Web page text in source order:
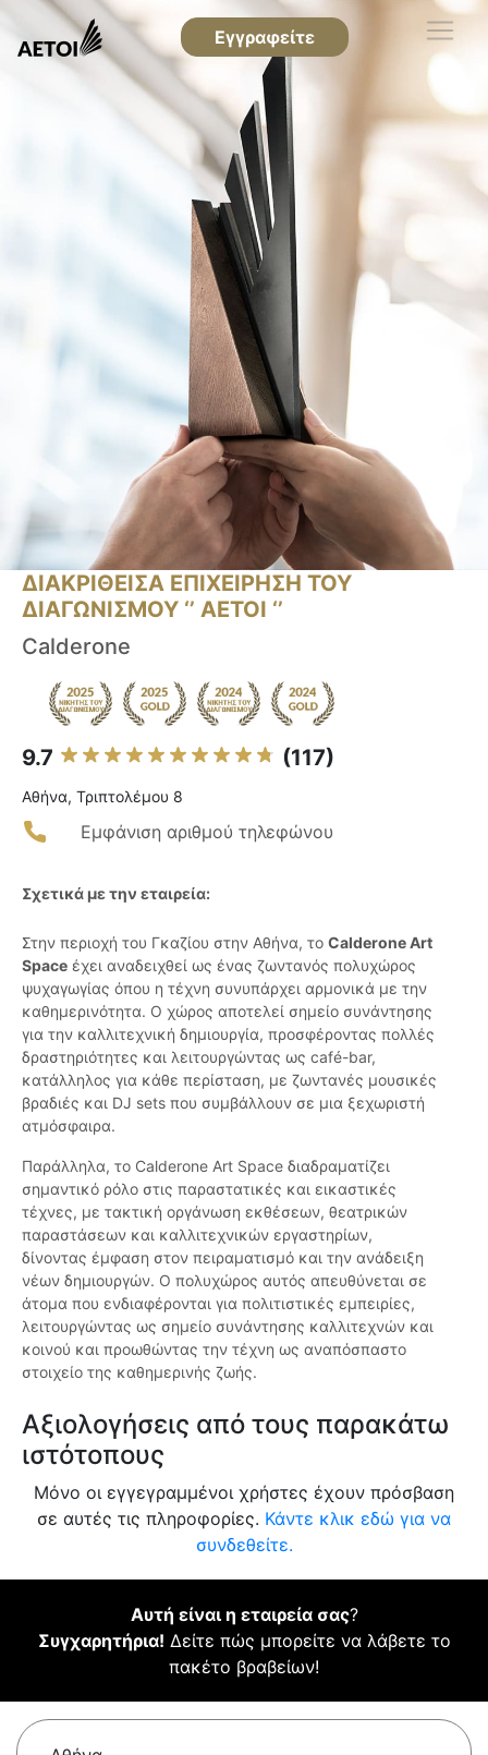
Εγγραφείτε
ΔΙΑΚΡΙΘΕΙΣΑ ΕΠΙΧΕΙΡΗΣΗ ΤΟΥ
ΔΙΑΓΩΝΙΣΜΟΥ ‘’ ΑΕΤΟΙ ‘’
Calderone
9.7 (117)
Αθήνα, Τριπτολέμου 8
Εμφάνιση αριθμού τηλεφώνου
Σχετικά με την εταιρεία:
Στην περιοχή του Γκαζίου στην Αθήνα, το Calderone Art
Space έχει αναδειχθεί ως ένας ζωντανός πολυχώρος
ψυχαγωγίας όπου η τέχνη συνυπάρχει αρμονικά με την
καθημερινότητα. Ο χώρος αποτελεί σημείο συνάντησης
για την καλλιτεχνική δημιουργία, προσφέροντας πολλές
δραστηριότητες και λειτουργώντας ως café-bar,
κατάλληλος για κάθε περίσταση, με ζωντανές μουσικές
βραδιές και DJ sets που συμβάλλουν σε μια ξεχωριστή
ατμόσφαιρα.
Παράλληλα, το Calderone Art Space διαδραματίζει
σημαντικό ρόλο στις παραστατικές και εικαστικές
τέχνες, με τακτική οργάνωση εκθέσεων, θεατρικών
παραστάσεων και καλλιτεχνικών εργαστηρίων,
δίνοντας έμφαση στον πειραματισμό και την ανάδειξη
νέων δημιουργών. Ο πολυχώρος αυτός απευθύνεται σε
άτομα που ενδιαφέρονται για πολιτιστικές εμπειρίες,
λειτουργώντας ως σημείο συνάντησης καλλιτεχνών και
κοινού και προωθώντας την τέχνη ως αναπόσπαστο
στοιχείο της καθημερινής ζωής.
Αξιολογήσεις από τους παρακάτω
ιστότοπους
Μόνο οι εγγεγραμμένοι χρήστες έχουν πρόσβαση
σε αυτές τις πληροφορίες. Κάντε κλικ εδώ για να
συνδεθείτε.
Αυτή είναι η εταιρεία σας?
Συγχαρητήρια! Δείτε πώς μπορείτε να λάβετε το
πακέτο βραβείων!